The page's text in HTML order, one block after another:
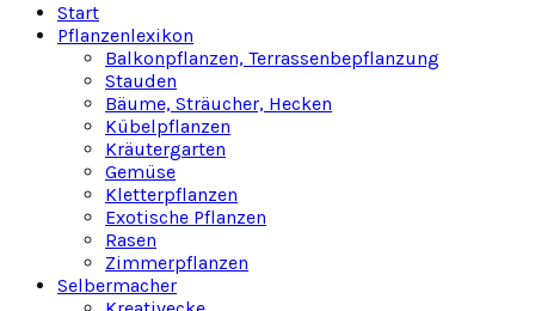
Start
Pflanzenlexikon
Balkonpflanzen, Terrassenbepflanzung
Stauden
Bäume, Sträucher, Hecken
Kübelpflanzen
Kräutergarten
Gemüse
Kletterpflanzen
Exotische Pflanzen
Rasen
Zimmerpflanzen
Selbermacher